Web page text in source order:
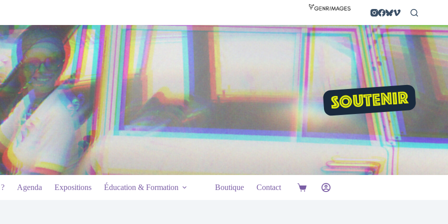
SOUTENIR
Agenda Expositions Éducation & Formation Boutique Contact
Panier